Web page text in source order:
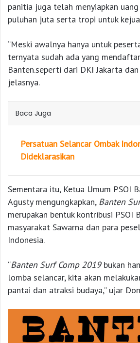
panitia juga telah menyiapkan uang
puluhan juta serta tropi untuk
“Meski awalnya hanya untuk
ternyata sudah ada yang
Banten.seperti dari DKI Jakarta dan
jelasnya.
Baca Juga
Persatuan Selancar Ombak
Dideklarasikan
Sementara itu, Ketua Umum PSOI
Agusty mengungkapkan, Banten
merupakan bentuk kontribusi PSOI
masyarakat Sawarna dan para
Indonesia.
“Banten Surf Comp 2019bukan
lomba selancar, kita akan
pantai dan atraksi budaya,” ujar